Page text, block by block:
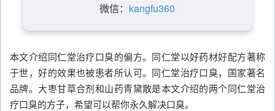
微信： kangfu360
本文介绍同仁堂治疗口臭的偏方。同仁堂以好药材好配方著称
于世，好的效果也被患者所认可。同仁堂治疗口臭，国家著名
品牌。大枣甘草合剂和山药青黛散是本文介绍的两个同仁堂治
疗口臭的方子，希望可以帮你永久解决口臭。